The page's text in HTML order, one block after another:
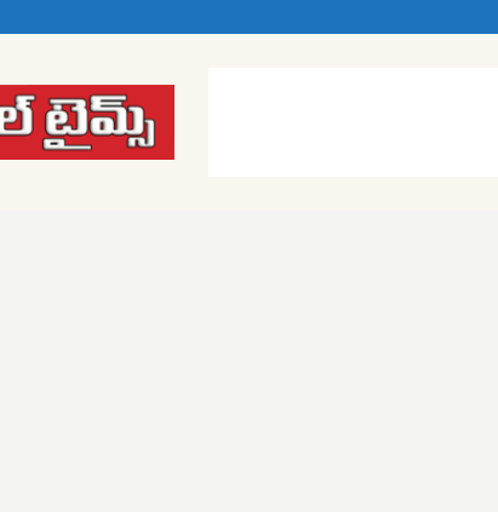
Warangal
Times